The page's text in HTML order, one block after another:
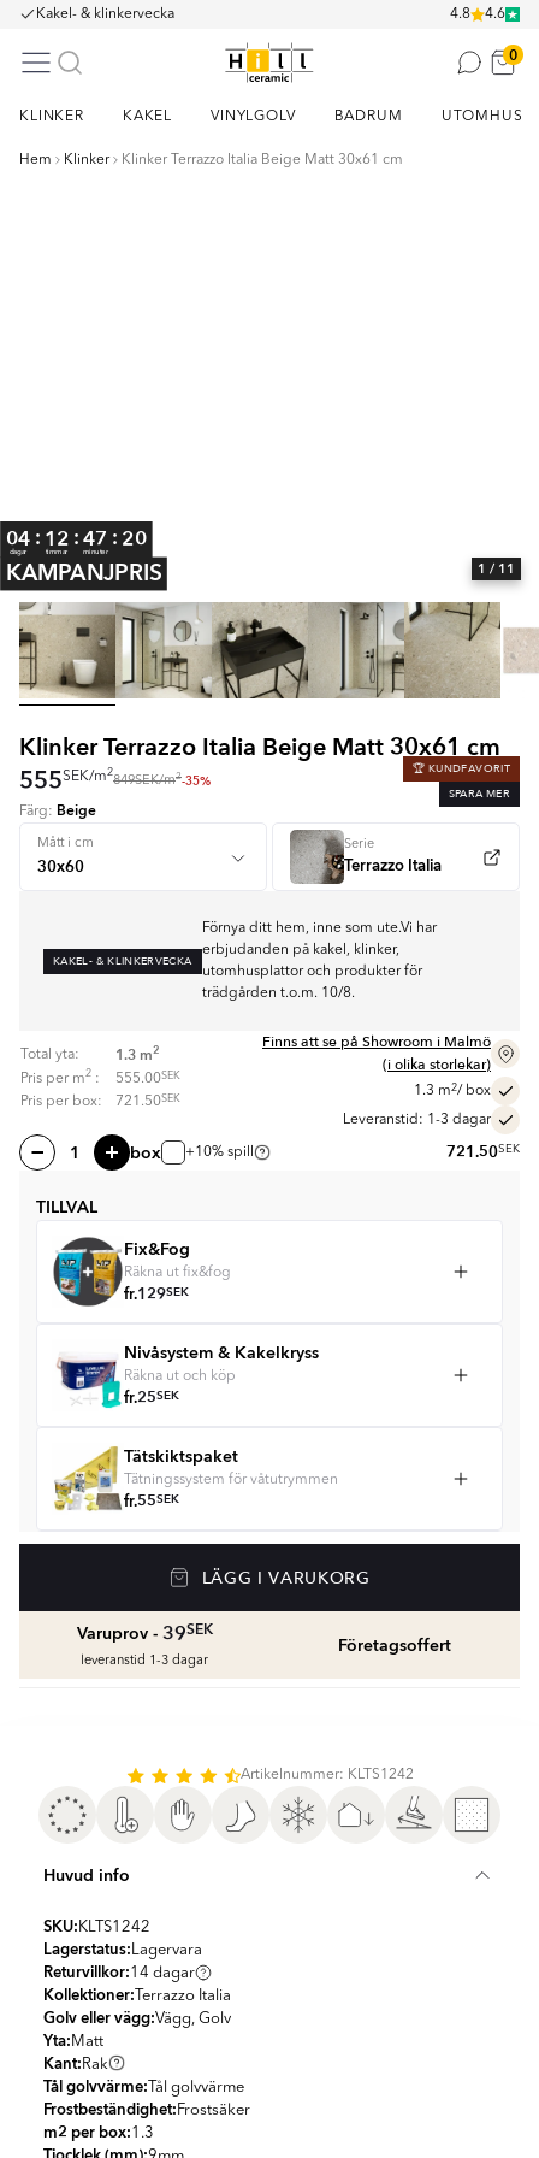
Kakel- & klinkervecka 4.8 4.6
0
KLINKER KAKEL VINYLGOLV BADRUM UTOMHUS
Hem Klinker Klinker Terrazzo Italia Beige Matt 30x61 cm
04
dagar
: 12
timmar
:47
minuter
: 20
KAMPANJPRIS 1 / 11
Klinker Terrazzo Italia Beige Matt 30x61 cm
555SEK/m2
849SEK/m2-35%
🏆 KUNDFAVORIT
SPARA MER
Färg: Beige
Mått i cm Serie
Terrazzo Italia
KAKEL- & KLINKERVECKA
Förnya ditt hem, inne som ute.Vi har
erbjudanden på kakel, klinker,
utomhusplattor och produkter för
trädgården t.o.m. 10/8.
Total yta: 1.3 m2
Pris per m2 : 555.00SEK
Pris per box: 721.50SEK
Finns att se på Showroom i Malmö
(i olika storlekar)
1.3 m2/ box
Leveranstid: 1-3 dagar
box +10% spill 721.50SEK
TILLVAL
Fix&Fog
Räkna ut fix&fog
fr.129SEK
Nivåsystem & Kakelkryss
Räkna ut och köp
fr.25SEK
Tätskiktspaket
Tätningssystem för våtutrymmen
fr.55SEK
Golvvärmepaket med termostat
Våtrumssilikon
Rengöring & Underhåll
fr. SEK
Kakellist
fr.55
LÄGG I VARUKORG
Varuprov - 39SEK
leveranstid 1-3 dagar
Företagsoffert
Artikelnummer: KLTS1242
Huvud info
SKU: KLTS1242
Lagerstatus: Lagervara
Returvillkor:14 dagar
Kollektioner: Terrazzo Italia
Golv eller vägg:Vägg, Golv
Yta: Matt
Kant: Rak
Tål golvvärme: Tål golvvärme
Frostbeständighet: Frostsäker
m2 per box:1.3